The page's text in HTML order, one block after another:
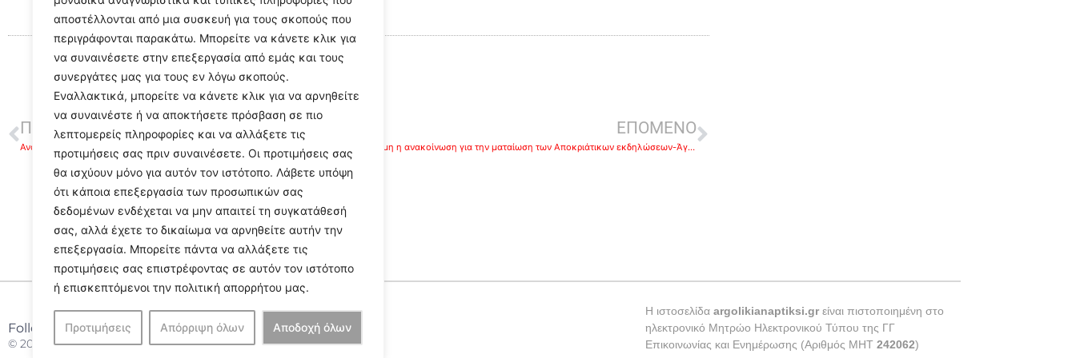
αποστέλλονται από μια συσκευή για τους σκοπούς που
περιγράφονται παρακάτω. Μπορείτε να κάνετε κλικ για
να συναινέσετε στην επεξεργασία από εμάς και τους
συνεργάτες μας για τους εν λόγω σκοπούς.
Εναλλακτικά, μπορείτε να κάνετε κλικ για να αρνηθείτε
να συναινέστε ή να αποκτήσετε πρόσβαση σε πιο
λεπτομερείς πληροφορίες και να αλλάξετε τις
προτιμήσεις σας πριν συναινέσετε. Οι προτιμήσεις σας
θα ισχύουν μόνο για αυτόν τον ιστότοπο. Λάβετε υπόψη
ότι κάποια επεξεργασία των προσωπικών σας
δεδομένων ενδέχεται να μην απαιτεί τη συγκατάθεσή
σας, αλλά έχετε το δικαίωμα να αρνηθείτε αυτήν την
επεξεργασία. Μπορείτε πάντα να αλλάξετε τις
προτιμήσεις σας επιστρέφοντας σε αυτόν τον ιστότοπο
ή επισκεπτόμενοι την πολιτική απορρήτου μας.
Προτιμήσεις Απόρριψη όλων Αποδοχή όλων
ΠΡΟΗΓΟΥΜΕΝΟ
Ανάπλι εμπρός: Πανεπιστήμιο και οικία Νίκου Καρούζου
ΕΠΟΜΕΝΟ
Επίσημη η ανακοίνωση για την ματαίωση των Αποκριάτικων εκδηλώσεων-Άγνωστες οι επιπτώσεις στον τουρισμό
Follow Us
© 2024 All Rights Reserved
Η ιστοσελίδα argolikianaptiksi.grείναι πιστοποιημένη στο
ηλεκτρονικό Μητρώο Ηλεκτρονικού Τύπου της ΓΓ
Επικοινωνίας και Ενημέρωσης (Αριθμός ΜΗΤ 242062)